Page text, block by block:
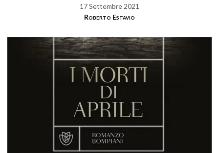
17 Settembre 2021
Roberto Estavio